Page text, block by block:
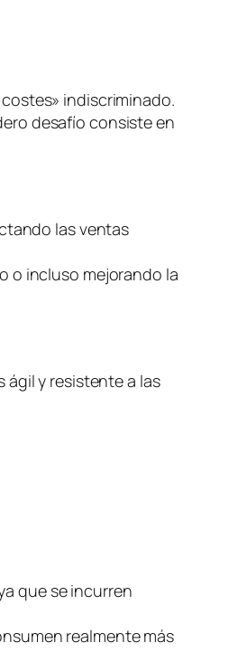
indiscriminado.
desafío consiste en
las ventas
o incluso mejorando la
ágil y resistente a las
que se incurren
realmente más